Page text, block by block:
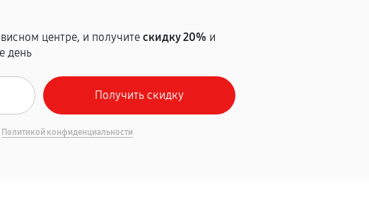
центре, и получитескидку 20% и
день
Политикой конфиденциальности